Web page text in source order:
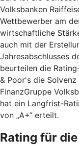
Volksbanken
Wettbewerber am
wirtschaftliche
auch mit der
Jahresabschlusses
beurteilen die
& Poor's die
FinanzGruppe
hat ein Langfrist-
von „A+“ erteilt.
Rating für